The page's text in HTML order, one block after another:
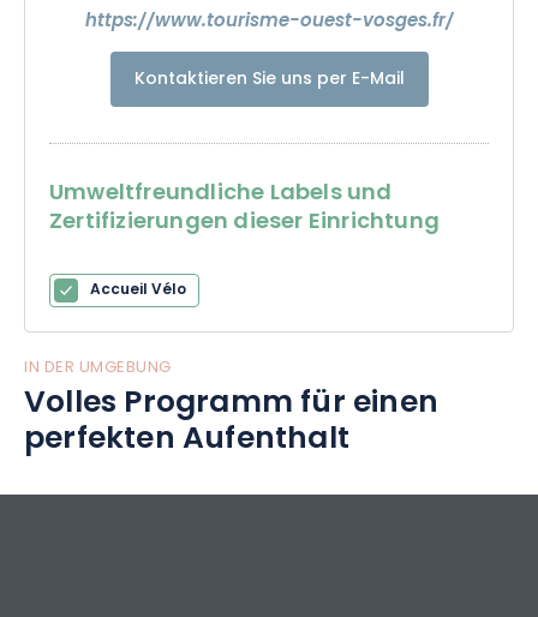
https://www.tourisme-ouest-vosges.fr/
Kontaktieren Sie uns per E-Mail
Umweltfreundliche Labels und
Zertifizierungen dieser Einrichtung
Accueil Vélo
IN DER UMGEBUNG
Volles Programm für einen
perfekten Aufenthalt